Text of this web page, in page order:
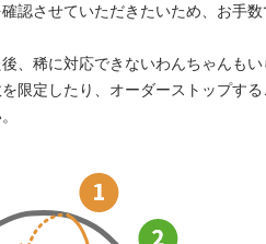
認させていただきたいため、お手
、稀に対応できないわんちゃんもい
限定したり、オーダーストップする